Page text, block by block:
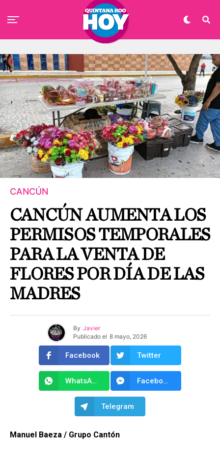
CANCÚN
CANCÚN AUMENTA LOS
PERMISOS TEMPORALES
PARA LA VENTA DE
FLORES POR DÍA DE LAS
MADRES
By Javier
Publicado el 8 mayo, 2026
Facebook Twitter
WhatsApp Facebook Messenger
Telegram
Manuel Baeza / Grupo Cantón